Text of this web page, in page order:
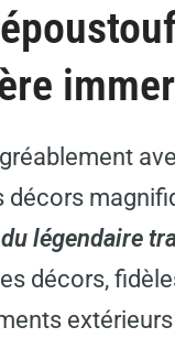
légendaire
décors,